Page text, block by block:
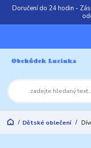
Doručení do 24 hodin -
Dětské oblečení